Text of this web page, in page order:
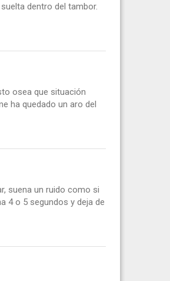
dentro del tambor.
osea que situación
ha quedado un aro del
suena un ruido como si
4 o 5 segundos y deja de